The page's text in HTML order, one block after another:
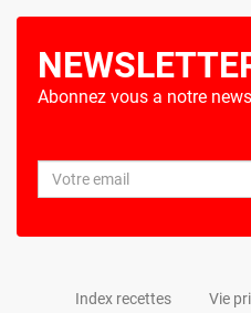
Abonnez vous a notre
Index recettes Vie